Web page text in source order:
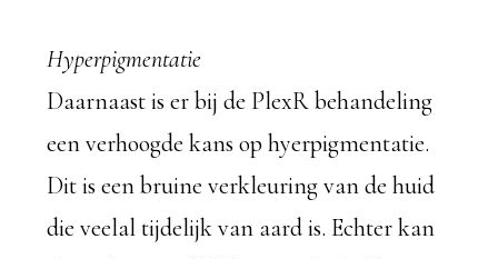
Hyperpigmentatie
Daarnaast is er bij de PlexR behandeling
een verhoogde kans op hyerpigmentatie.
Dit is een bruine verkleuring van de huid
die veelal tijdelijk van aard is. Echter kan